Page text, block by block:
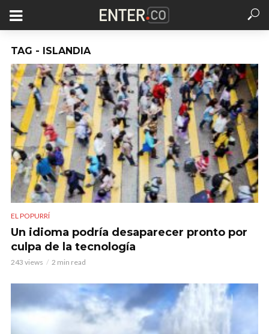
TAG - ISLANDIA
EL POPURRÍ
Un idioma podría desaparecer pronto por
culpa de la tecnología
243 views 2 min read